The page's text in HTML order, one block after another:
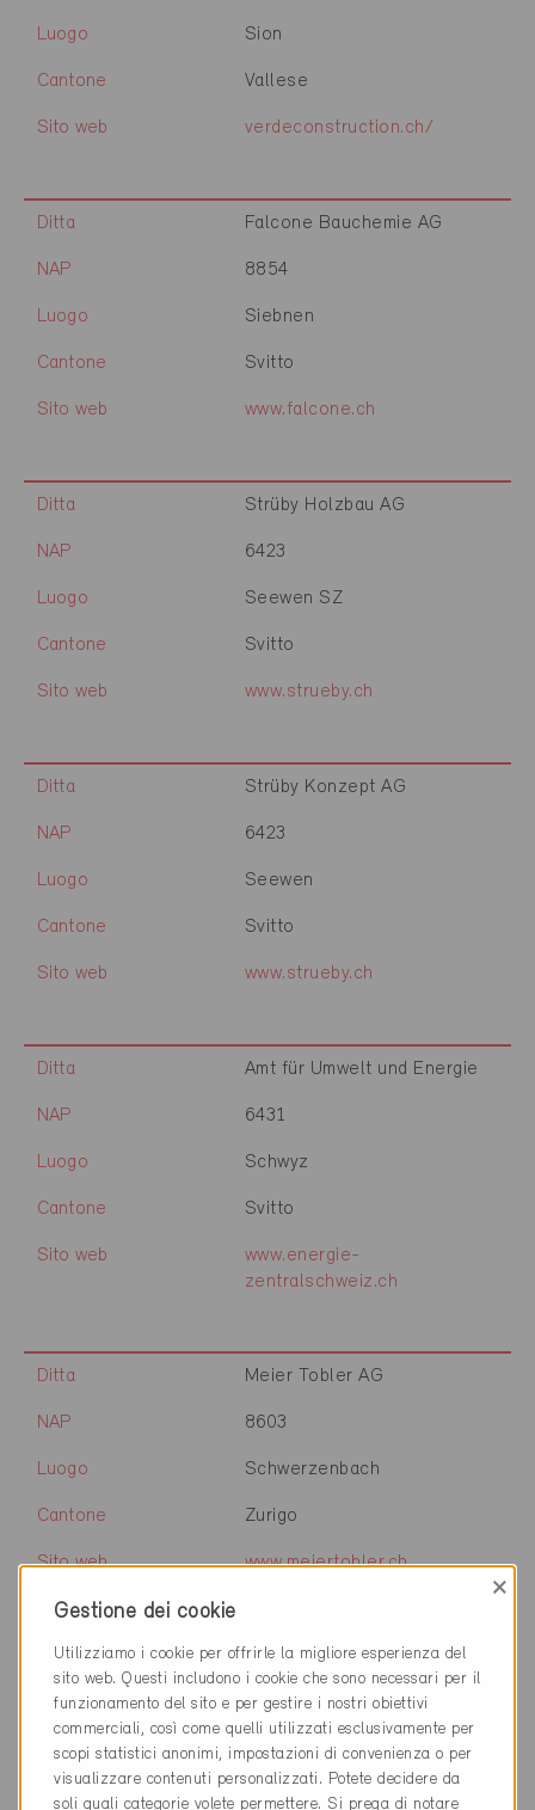
Luogo Sion
Cantone Vallese
Sito web verdeconstruction.ch/
Ditta Falcone Bauchemie AG
NAP 8854
Luogo Siebnen
Cantone Svitto
Sito web www.falcone.ch
Ditta Strüby Holzbau AG
NAP 6423
Luogo Seewen SZ
Cantone Svitto
Sito web www.strueby.ch
Ditta Strüby Konzept AG
NAP 6423
Luogo Seewen
Cantone Svitto
Sito web www.strueby.ch
Ditta Amt für Umwelt und Energie
NAP 6431
Luogo Schwyz
Cantone Svitto
Sito web
www.energie-
zentralschweiz.ch
Ditta Meier Tobler AG
NAP 8603
Luogo Schwerzenbach
Cantone Zurigo
Sito web www.meiertobler.ch
Ditta Josef Lehmann Holzbau AG
NAP 5425
Luogo Schneisingen
Cantone Argovia
Gestione dei cookie
×
Utilizziamo i cookie per offrirle la migliore esperienza del
sito web. Questi includono i cookie che sono necessari per il
funzionamento del sito e per gestire i nostri obiettivi
commerciali, così come quelli utilizzati esclusivamente per
scopi statistici anonimi, impostazioni di convenienza o per
visualizzare contenuti personalizzati. Potete decidere da
soli quali categorie volete permettere. Si prega di notare